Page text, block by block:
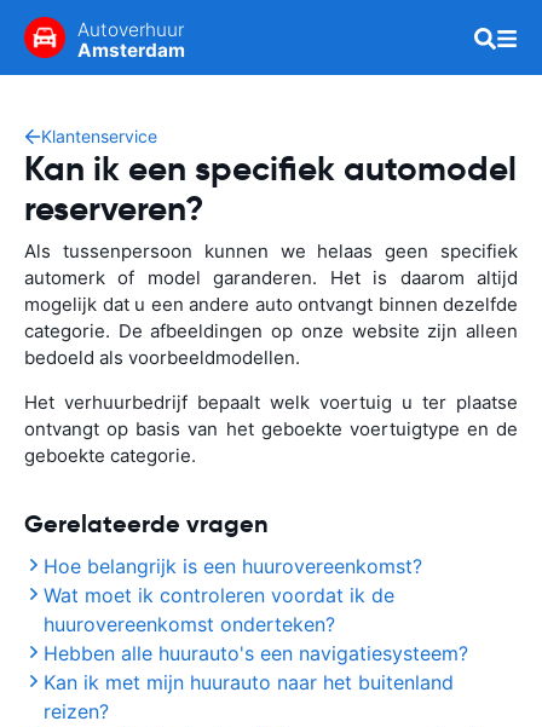
Autoverhuur
Amsterdam
Klantenservice
Kan ik een specifiek automodel
reserveren?
Als tussenpersoon kunnen we helaas geen specifiek
automerk of model garanderen. Het is daarom altijd
mogelijk dat u een andere auto ontvangt binnen dezelfde
categorie. De afbeeldingen op onze website zijn alleen
bedoeld als voorbeeldmodellen.
Het verhuurbedrijf bepaalt welk voertuig u ter plaatse
ontvangt op basis van het geboekte voertuigtype en de
geboekte categorie.
Gerelateerde vragen
Hoe belangrijk is een huurovereenkomst?
Wat moet ik controleren voordat ik de
huurovereenkomst onderteken?
Hebben alle huurauto's een navigatiesysteem?
Kan ik met mijn huurauto naar het buitenland
reizen?